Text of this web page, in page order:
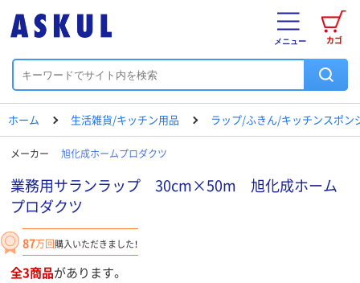
カゴ
メニュー
ホーム 生活雑貨/キッチン用品 ラップ/ふきん/キッチンスポン
メーカー 旭化成ホームプロダクツ
業務用サランラップ 30cm×50m 旭化成ホーム
プロダクツ
87万回購入いただきました！
全3商品があります。